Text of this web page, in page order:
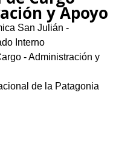
y Apoyo
San Julián -
Interno
- Administración y
de la Patagonia